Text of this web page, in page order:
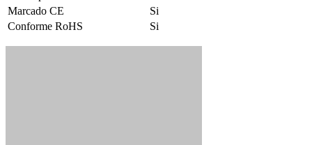
Marcado CE
Si
Conforme RoHS
Si